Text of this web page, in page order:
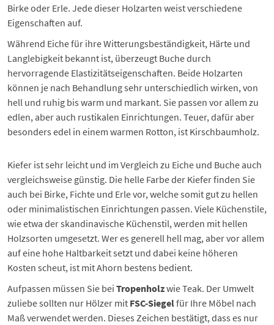
Birke oder Erle. Jede dieser Holzarten weist verschiedene
Eigenschaften auf.
Während Eiche für ihre Witterungsbeständigkeit, Härte und
Langlebigkeit bekannt ist, überzeugt Buche durch
hervorragende Elastizitätseigenschaften. Beide Holzarten
können je nach Behandlung sehr unterschiedlich wirken, von
hell und ruhig bis warm und markant. Sie passen vor allem zu
edlen, aber auch rustikalen Einrichtungen. Teuer, dafür aber
besonders edel in einem warmen Rotton, ist Kirschbaumholz.
Kiefer ist sehr leicht und im Vergleich zu Eiche und Buche auch
vergleichsweise günstig. Die helle Farbe der Kiefer finden Sie
auch bei Birke, Fichte und Erle vor, welche somit gut zu hellen
oder minimalistischen Einrichtungen passen. Viele Küchenstile,
wie etwa der skandinavische Küchenstil, werden mit hellen
Holzsorten umgesetzt. Wer es generell hell mag, aber vor allem
auf eine hohe Haltbarkeit setzt und dabei keine höheren
Kosten scheut, ist mit Ahorn bestens bedient.
Aufpassen müssen Sie bei Tropenholzwie Teak. Der Umwelt
zuliebe sollten nur Hölzer mit FSC-Siegelfür Ihre Möbel nach
Maß verwendet werden. Dieses Zeichen bestätigt, dass es nur